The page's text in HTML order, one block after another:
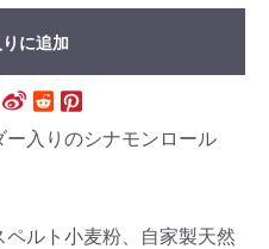
に追加
入りのシナモンロール
ペルト小麦粉、自家製天然